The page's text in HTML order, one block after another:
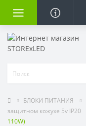
БЛОКИ ПИТАНИЯ
защитном кожухе 5v IP20
110W)